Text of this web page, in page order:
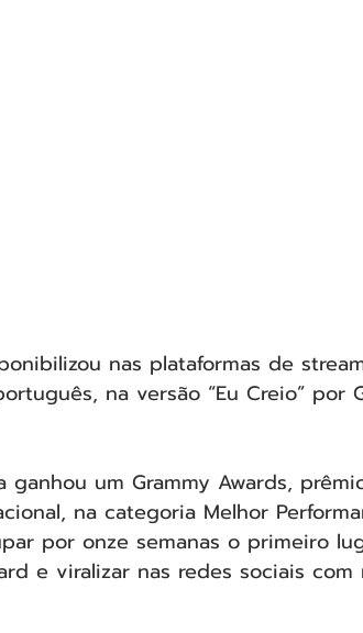
nas plataformas de
na versão “Eu Creio” por
ganhou um Grammy Awards,
na categoria Melhor
por onze semanas o primeiro
e viralizar nas redes sociais